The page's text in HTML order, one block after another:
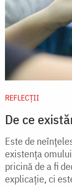
REFLECȚII
De ce
Este de
existenţa
pricină de a fi
explicaţie, ci